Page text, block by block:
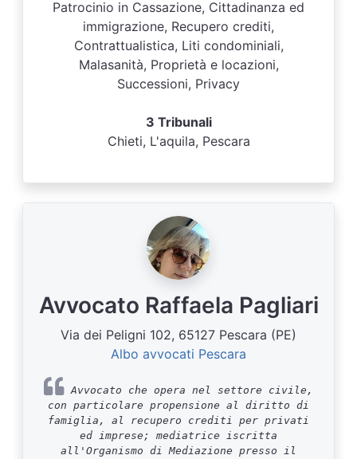
Patrocinio in Cassazione, Cittadinanza ed
immigrazione, Recupero crediti,
Contrattualistica, Liti condominiali,
Malasanità, Proprietà e locazioni,
Successioni, Privacy
3 Tribunali
Chieti, L'aquila, Pescara
Avvocato Raffaela Pagliari
Via dei Peligni 102, 65127 Pescara (PE)
Albo avvocati Pescara
Avvocato che opera nel settore civile,
con particolare propensione al diritto di
famiglia, al recupero crediti per privati
ed imprese; mediatrice iscritta
all'Organismo di Mediazione presso il